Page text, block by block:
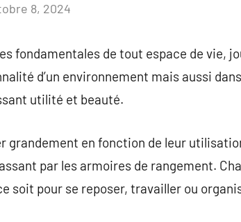
8, 2024
fondamentales de tout espace de vie,
d’un environnement mais aussi
utilité et beauté.
grandement en fonction de leur
par les armoires de rangement.
soit pour se reposer, travailler ou